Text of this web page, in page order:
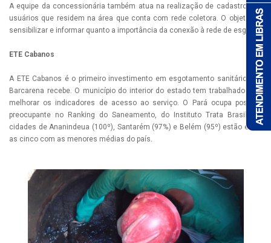
A equipe da concessionária também atua na realização de cadastro dos
usuários que residem na área que conta com rede coletora. O objetivo é
sensibilizar e informar quanto a importância da conexão à rede de esgoto.
ETE Cabanos
A ETE Cabanos é o primeiro investimento em esgotamento sanitário que
Barcarena recebe. O município do interior do estado tem trabalhado para
melhorar os indicadores de acesso ao serviço. O Pará ocupa posição
preocupante no Ranking do Saneamento, do Instituto Trata Brasil. As
cidades de Ananindeua (100º), Santarém (97%) e Belém (95º) estão entre
as cinco com as menores médias do país.